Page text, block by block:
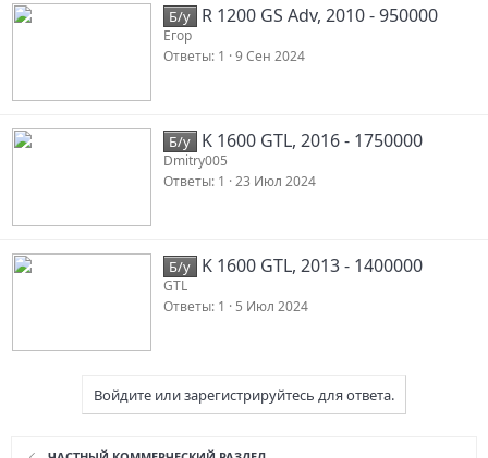
Б/у R 1200 GS Adv, 2010 - 950000
Егор
Ответы 1 9 Сен 2024
Б/у K 1600 GTL, 2016 - 1750000
Dmitry005
Ответы 1 23 Июл 2024
Б/у K 1600 GTL, 2013 - 1400000
GTL
Ответы 1 5 Июл 2024
Войдите или зарегистрируйтесь для ответа.